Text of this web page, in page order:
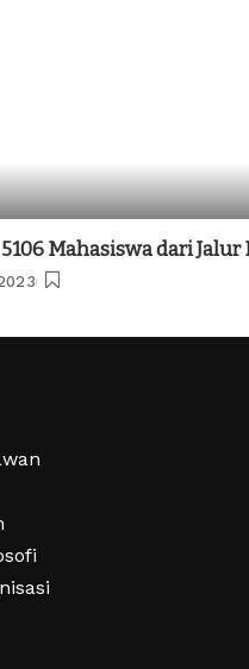
Mahasiswa dari Jalur